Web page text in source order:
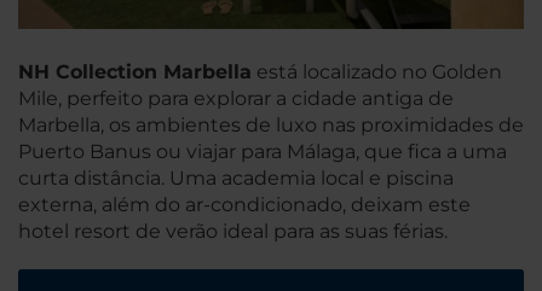
NH Collection Marbella está localizado no Golden
Mile, perfeito para explorar a cidade antiga de
Marbella, os ambientes de luxo nas proximidades de
Puerto Banus ou viajar para Málaga, que fica a uma
curta distância. Uma academia local e piscina
externa, além do ar-condicionado, deixam este
hotel resort de verão ideal para as suas férias.